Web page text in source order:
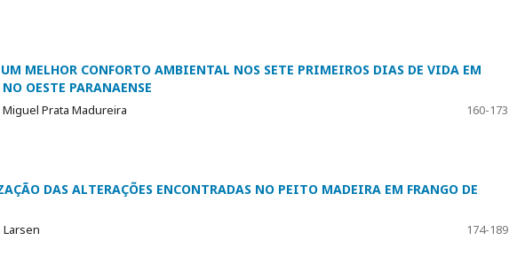
MELHOR CONFORTO AMBIENTAL NOS SETE PRIMEIROS DIAS DE VIDA EM
OESTE PARANAENSE
Prata Madureira
160-173
DAS ALTERAÇÕES ENCONTRADAS NO PEITO MADEIRA EM FRANGO DE
Larsen
174-189